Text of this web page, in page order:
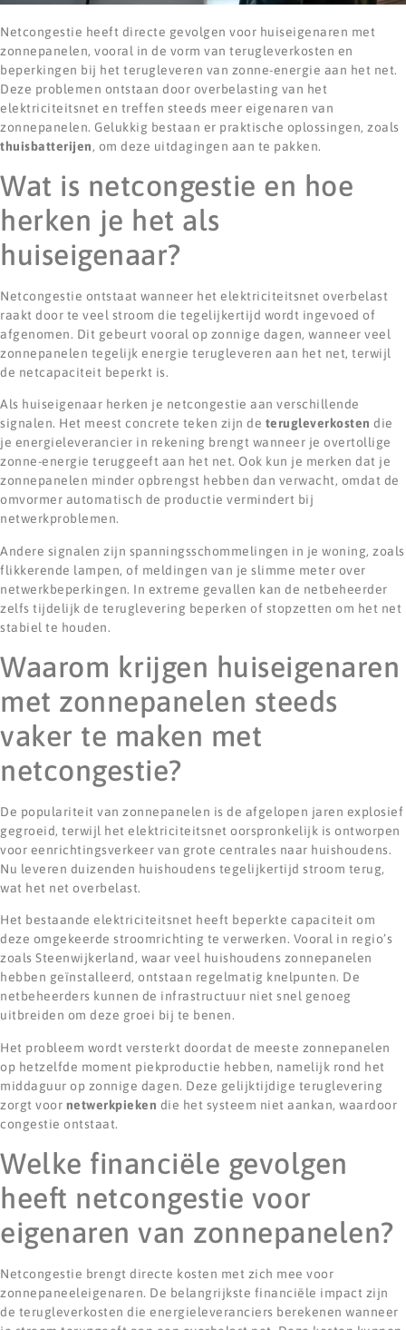
Netcongestie heeft directe gevolgen voor huiseigenaren met
zonnepanelen, vooral in de vorm van terugleverkosten en
beperkingen bij het terugleveren van zonne-energie aan het net.
Deze problemen ontstaan door overbelasting van het
elektriciteitsnet en treffen steeds meer eigenaren van
zonnepanelen. Gelukkig bestaan er praktische oplossingen, zoals
thuisbatterijen, om deze uitdagingen aan te pakken.
Wat is netcongestie en hoe
herken je het als
huiseigenaar?
Netcongestie ontstaat wanneer het elektriciteitsnet overbelast
raakt door te veel stroom die tegelijkertijd wordt ingevoed of
afgenomen. Dit gebeurt vooral op zonnige dagen, wanneer veel
zonnepanelen tegelijk energie terugleveren aan het net, terwijl
de netcapaciteit beperkt is.
Als huiseigenaar herken je netcongestie aan verschillende
signalen. Het meest concrete teken zijn de terugleverkosten die
je energieleverancier in rekening brengt wanneer je overtollige
zonne-energie teruggeeft aan het net. Ook kun je merken dat je
zonnepanelen minder opbrengst hebben dan verwacht, omdat de
omvormer automatisch de productie vermindert bij
netwerkproblemen.
Andere signalen zijn spanningsschommelingen in je woning, zoals
flikkerende lampen, of meldingen van je slimme meter over
netwerkbeperkingen. In extreme gevallen kan de netbeheerder
zelfs tijdelijk de teruglevering beperken of stopzetten om het net
stabiel te houden.
Waarom krijgen huiseigenaren
met zonnepanelen steeds
vaker te maken met
netcongestie?
De populariteit van zonnepanelen is de afgelopen jaren explosief
gegroeid, terwijl het elektriciteitsnet oorspronkelijk is ontworpen
voor eenrichtingsverkeer van grote centrales naar huishoudens.
Nu leveren duizenden huishoudens tegelijkertijd stroom terug,
wat het net overbelast.
Het bestaande elektriciteitsnet heeft beperkte capaciteit om
deze omgekeerde stroomrichting te verwerken. Vooral in regio’s
zoals Steenwijkerland, waar veel huishoudens zonnepanelen
hebben geïnstalleerd, ontstaan regelmatig knelpunten. De
netbeheerders kunnen de infrastructuur niet snel genoeg
uitbreiden om deze groei bij te benen.
Het probleem wordt versterkt doordat de meeste zonnepanelen
op hetzelfde moment piekproductie hebben, namelijk rond het
middaguur op zonnige dagen. Deze gelijktijdige teruglevering
zorgt voor netwerkpieken die het systeem niet aankan, waardoor
congestie ontstaat.
Welke financiële gevolgen
heeft netcongestie voor
eigenaren van zonnepanelen?
Netcongestie brengt directe kosten met zich mee voor
zonnepaneeleigenaren. De belangrijkste financiële impact zijn
de terugleverkosten die energieleveranciers berekenen wanneer